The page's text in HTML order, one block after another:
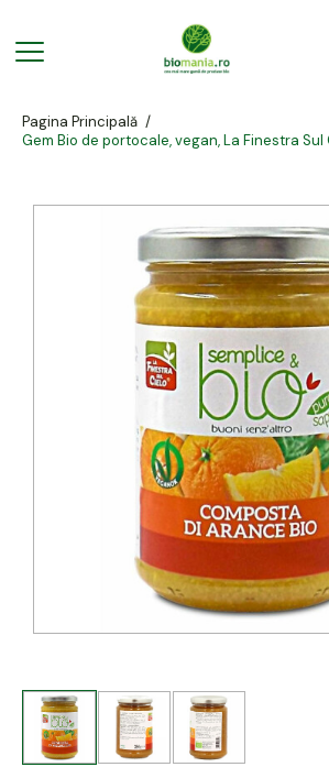
Pagina Principală /
Gem Bio de portocale, vegan, La Finestra Sul